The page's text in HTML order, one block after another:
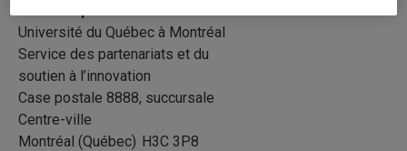
Université du Québec à Montréal
Service des partenariats et du
soutien à l’innovation
Case postale 8888, succursale
Centre-ville
Montréal (Québec) H3C 3P8